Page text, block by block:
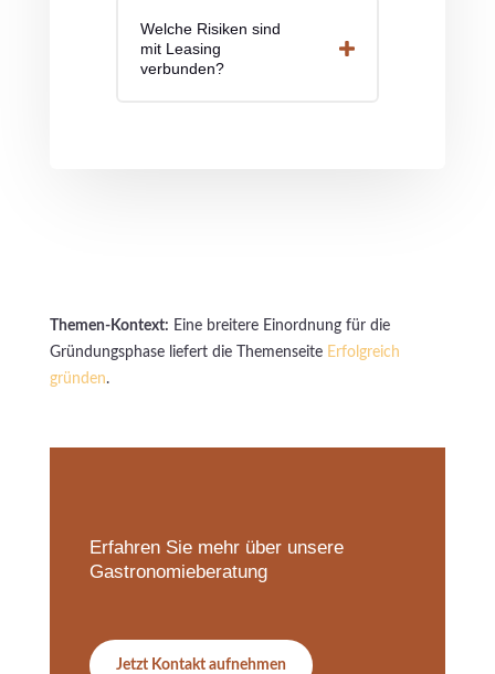
Welche Risiken sind
mit Leasing
verbunden?
Themen-Kontext: Eine breitere Einordnung für die
Gründungsphase liefert die Themenseite Erfolgreich
gründen.
Erfahren Sie mehr über unsere
Gastronomieberatung
Jetzt Kontakt aufnehmen